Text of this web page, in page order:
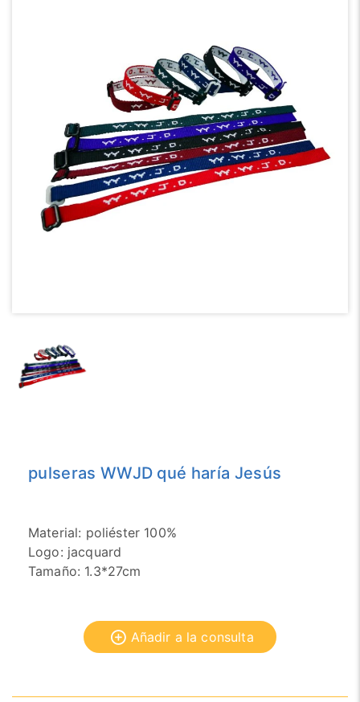
pulseras WWJD qué haría Jesús
Material: poliéster 100%
Logo: jacquard
Tamaño: 1.3*27cm
Añadir a la consulta